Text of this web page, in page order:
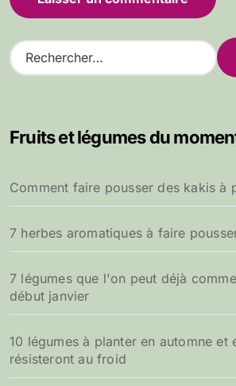
R
e
r
e
r
:
Fruits et légumes du
Comment faire pousser des kakis à
7 herbes aromatiques à faire
7 légumes que l'on peut déjà
début janvier
10 légumes à planter en automne et
résisteront au froid